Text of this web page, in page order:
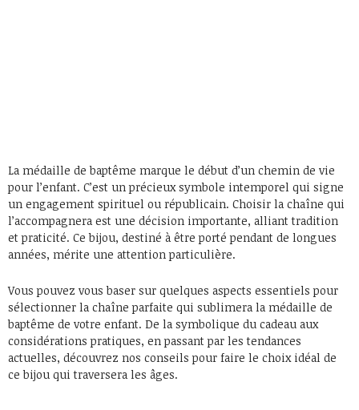
La médaille de baptême marque le début d’un chemin de vie
pour l’enfant. C’est un précieux symbole intemporel qui signe
un engagement spirituel ou républicain. Choisir la chaîne qui
l’accompagnera est une décision importante, alliant tradition
et praticité. Ce bijou, destiné à être porté pendant de longues
années, mérite une attention particulière.
Vous pouvez vous baser sur quelques aspects essentiels pour
sélectionner la chaîne parfaite qui sublimera la médaille de
baptême de votre enfant. De la symbolique du cadeau aux
considérations pratiques, en passant par les tendances
actuelles, découvrez nos conseils pour faire le choix idéal de
ce bijou qui traversera les âges.